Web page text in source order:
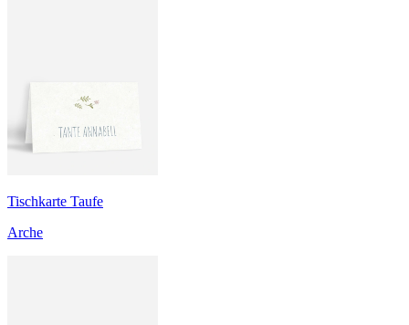
Tischkarte Taufe
Arche